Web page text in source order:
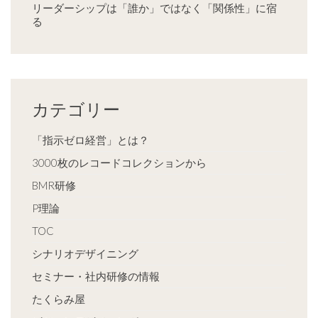
リーダーシップは「誰か」ではなく「関係性」に宿
る
カテゴリー
「指示ゼロ経営」とは？
3000枚のレコードコレクションから
BMR研修
P理論
TOC
シナリオデザイニング
セミナー・社内研修の情報
たくらみ屋